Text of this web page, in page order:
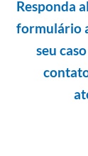
Responda
formulário
seu